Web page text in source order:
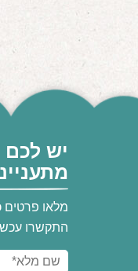
יש
מלאו פרטים
התקשרו עכשיו: 052-